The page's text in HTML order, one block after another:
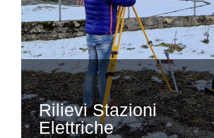
Rilievi Stazioni
Elettriche